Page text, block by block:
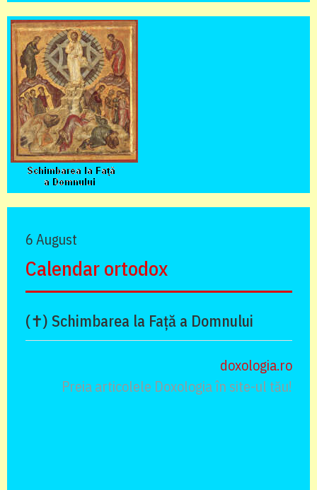
6 August
Calendar ortodox
(✝) Schimbarea la Față a Domnului
doxologia.ro
Preia articolele Doxologia în site-ul tău!